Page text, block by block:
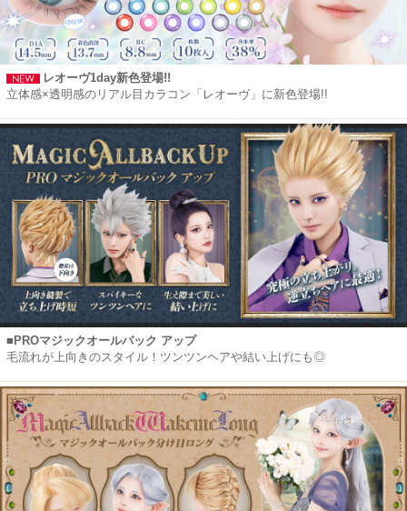
レオーヴ1day新色登場!!
立体感×透明感のリアル目カラコン「レオーヴ」に新色登場!!
■PROマジックオールバック アップ
毛流れが上向きのスタイル！ツンツンヘアや結い上げにも◎